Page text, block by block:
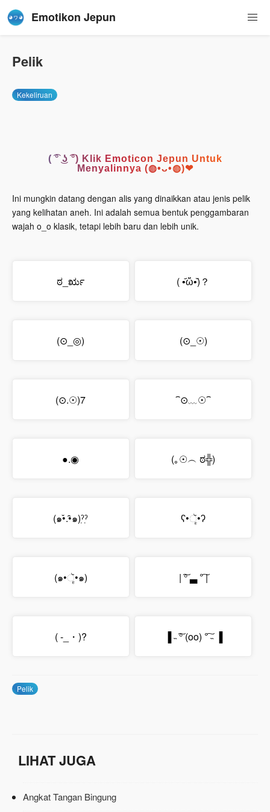
Emotikon Jepun
Pelik
Kekeliruan
( ͡° ͜ʖ ͡°) Klik Emoticon Jepun Untuk
Menyalinnya (◍•ᴗ•◍)❤
Ini mungkin datang dengan alis yang dinaikkan atau jenis pelik
yang kelihatan aneh. Ini adalah semua bentuk penggambaran
wajah o_o klasik, tetapi lebih baru dan lebih unik.
ಠ_ರೃ ( •᷄ὤ•᷅)？
(⊙_◎) (⊙_☉)
(⊙.☉)7 ⁀⊙﹏☉⁀
●.◉ (｡☉︵ ಠ╬)
(๑•̌.•̑๑)ˀ̣ˀ̣ ʕ•ૅૄ•ʔ
(๑•ૅૄ•๑) | ͠° ▃ °͠ |
( -_・)? ▐ ˵ ͠° (oo) °͠ ˵ ▐
Pelik
LIHAT JUGA
Angkat Tangan Bingung